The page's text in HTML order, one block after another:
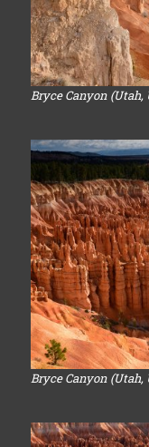
Bryce Canyon
Bryce Canyon